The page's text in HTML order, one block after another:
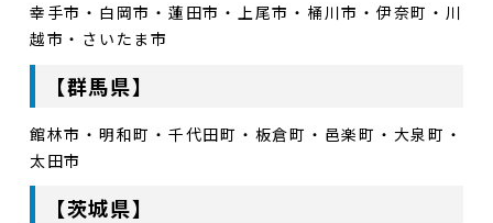
幸手市・白岡市・蓮田市・上尾市・桶川市・伊奈町・川
越市・さいたま市
【群馬県】
館林市・明和町・千代田町・板倉町・邑楽町・大泉町・
太田市
【茨城県】